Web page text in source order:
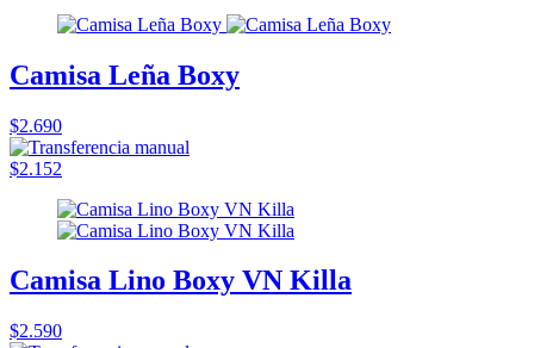
Camisa Leña Boxy
$2.690
$2.152
Camisa Lino Boxy VN Killa
$2.590